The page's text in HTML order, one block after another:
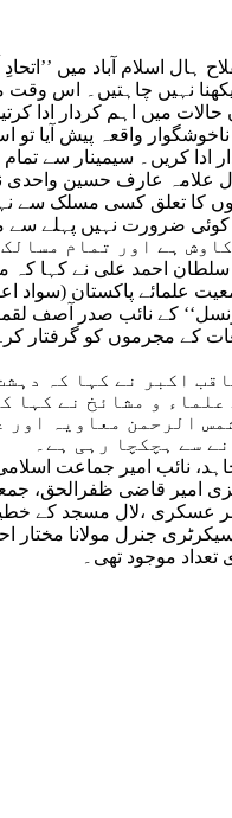
ہال اسلام آباد میں
نہیں چاہتیں۔ اس وقت
میں اہم کردار ادا
واقعہ پیش آیا
کریں۔ سیمینار سے
علامہ عارف حسین
تعلق کسی مسلک سے
ہے اور تمام
احمد علی نے کہا کہ
علمائے پاکستان
کے نائب صدر آصف
کے مجرموں کو گرفتار
اکبر نے کہا کہ
و مشائخ نے
الرحمن معاویہ
سے ہچکچا رہی ہے۔
نائب امیر جماعت
امیر قاضی ظفرالحق،
،لال مسجد کے خطیب
کے سیکرٹری جنرل مولانا
موجود تھی۔